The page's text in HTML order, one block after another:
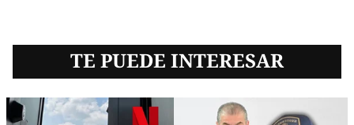
TE PUEDE INTERESAR